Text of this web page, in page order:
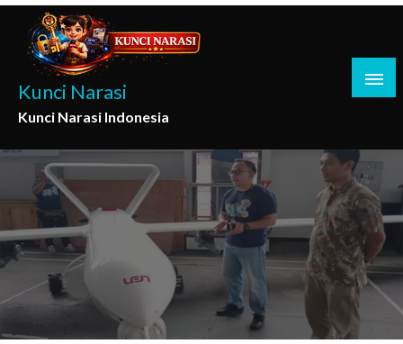
Skip
content
Kunci Narasi
Kunci Narasi Indonesia